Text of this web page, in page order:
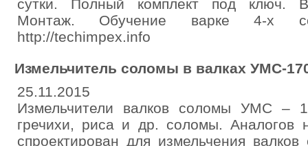
сутки. Полный комплект под ключ.
Монтаж. Обучение варке 4-х
http://techimpex.info
Измельчитель соломы в валках УМС-
25.11.2015
Измельчители валков соломы УMС –
гречихи, риса и др. соломы. Аналогов
спроектирован для измельчения